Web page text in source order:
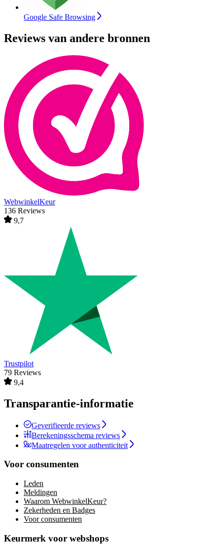
Google Safe Browsing
Reviews van andere bronnen
WebwinkelKeur
136 Reviews
9,7
Trustpilot
79 Reviews
9,4
Transparantie-informatie
Geverifieerde reviews
Berekeningsschema reviews
Maatregelen voor authenticiteit
Voor consumenten
Leden
Meldingen
Waarom WebwinkelKeur?
Zekerheden en Badges
Voor consumenten
Keurmerk voor webshops